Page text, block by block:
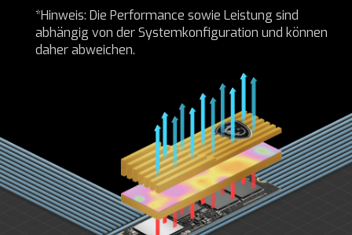
*Hinweis: Die Performance sowie Leistung sind
abhängig von der Systemkonfiguration und können
daher abweichen.